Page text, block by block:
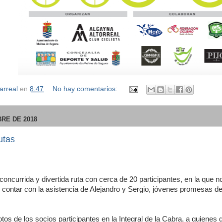
en 8:47 No hay comentarios:
DE 2018
y divertida ruta con cerca de 20 participantes, en la que
con la asistencia de Alejandro y Sergio, jóvenes promesas
de los socios participantes en la Integral de la Cabra, a quienes